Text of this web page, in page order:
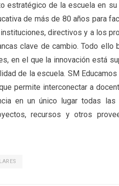
estratégico de la escuela en
de más de 80 años para
directivos y a los
clave de cambio. Todo
en el que la innovación está
de la escuela. SM
permite interconectar a
en un único lugar todas
recursos y otros